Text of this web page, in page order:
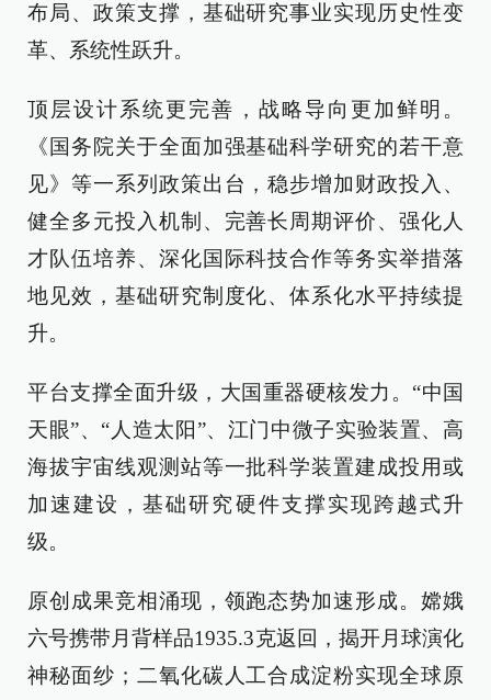
布局、政策支撑，基础研究事业实现历史性变
革、系统性跃升。
顶层设计系统更完善，战略导向更加鲜明。
《国务院关于全面加强基础科学研究的若干意
见》等一系列政策出台，稳步增加财政投入、
健全多元投入机制、完善长周期评价、强化人
才队伍培养、深化国际科技合作等务实举措落
地见效，基础研究制度化、体系化水平持续提
升。
平台支撑全面升级，大国重器硬核发力。“中国
天眼”、“人造太阳”、江门中微子实验装置、高
海拔宇宙线观测站等一批科学装置建成投用或
加速建设，基础研究硬件支撑实现跨越式升
级。
原创成果竞相涌现，领跑态势加速形成。嫦娥
六号携带月背样品1935.3克返回，揭开月球演化
神秘面纱；二氧化碳人工合成淀粉实现全球原